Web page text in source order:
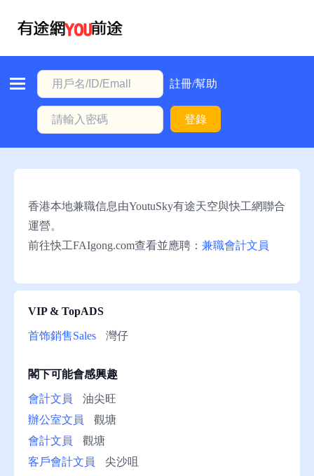
註冊/幫助
登錄
首
本
信
息
冊/
幫
助
香港本地兼職信息由YoutuSky有途天空與快工網聯合
運營。
前往快工FAIgong.com查看並應聘： 兼職會計文員
VIP & TopADS
首饰銷售Sales 灣仔
閣下可能會感興趣
會計文員
油尖旺
辦公室文員
觀塘
會計文員
觀塘
客戶會計文員
尖沙咀